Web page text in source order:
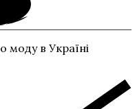
в Україні